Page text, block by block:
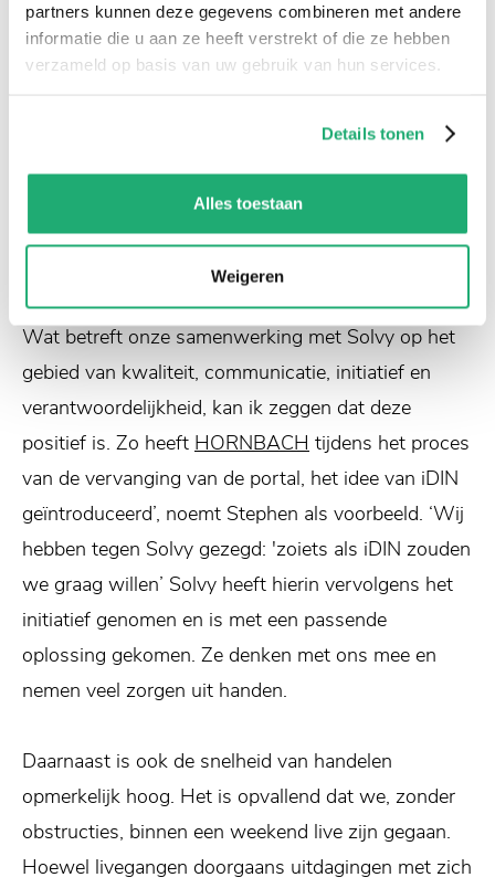
partners kunnen deze gegevens combineren met andere
informatie die u aan ze heeft verstrekt of die ze hebben
verzameld op basis van uw gebruik van hun services.
Details tonen
Alles toestaan
Weigeren
‘Uiteindelijk kwam er een moment waarop we
besloten om te stoppen met de standaardoplossing
HORNBACHwilde
vertrouwen. Een partner die flexibel is en met ons
wil groeien, maar ook actief ideeën aandraagt. Die
partner bleek Solvy te zijn.
Wat betreft onze samenwerking met Solvy op het
gebied van kwaliteit, communicatie, initiatief en
verantwoordelijkheid, kan ik zeggen dat deze
positief is. Zo heeft HORNBACH tijdens het proces
van de vervanging van de portal, het idee van iDIN
geïntroduceerd’, noemt Stephen als voorbeeld. ‘Wij
hebben tegen Solvy gezegd: 'zoiets als iDIN zouden
we graag willen’ Solvy heeft hierin vervolgens het
initiatief genomen en is met een passende
oplossing gekomen. Ze denken met ons mee en
nemen veel zorgen uit handen.
Daarnaast is ook de snelheid van handelen
opmerkelijk hoog. Het is opvallend dat we, zonder
obstructies, binnen een weekend live zijn gegaan.
Hoewel livegangen doorgaans uitdagingen met zich